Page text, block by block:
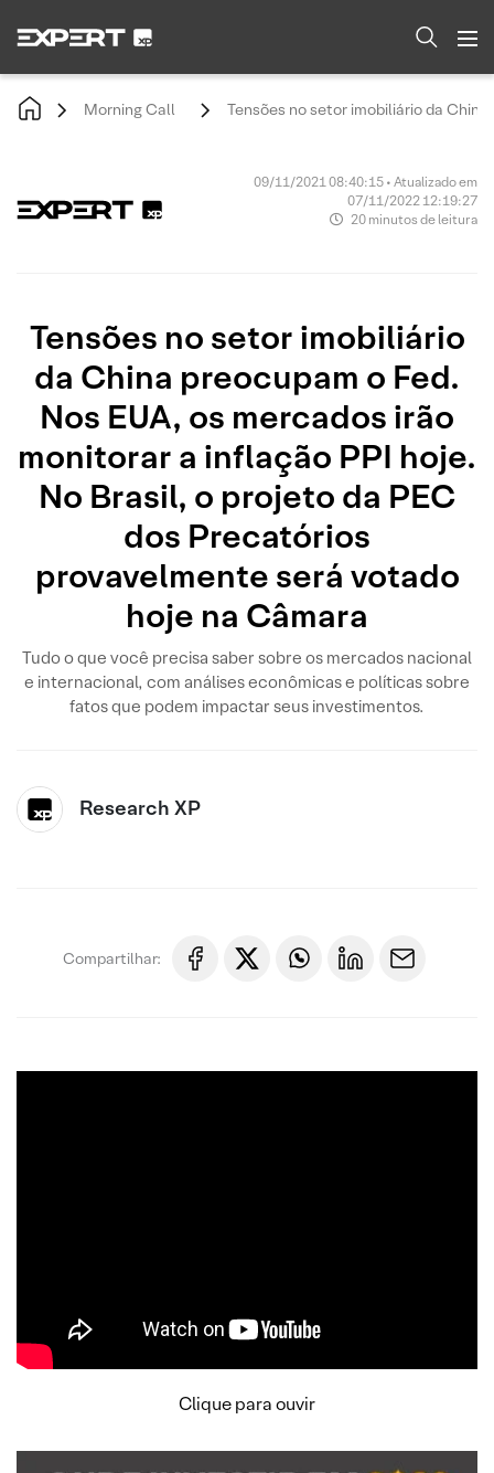
Morning Call Tensões no setor imobiliário da
09/11/2021 08:40:15 • Atualizado em
07/11/2022 12:19:27
20 minutos de leitura
Tensões no setor imobiliário
da China preocupam o Fed.
Nos EUA, os mercados irão
monitorar a inflação PPI hoje.
No Brasil, o projeto da PEC
dos Precatórios
provavelmente será votado
hoje na Câmara
Tudo o que você precisa saber sobre os mercados nacional
e internacional, com análises econômicas e políticas sobre
fatos que podem impactar seus investimentos.
Research XP
Compartilhar:
Clique para ouvir